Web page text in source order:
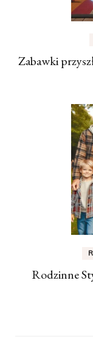
Zabawki
Rodzinne